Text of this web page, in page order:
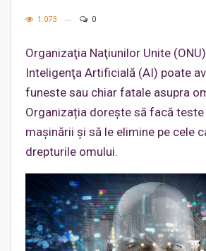
1.073 0
Organizaţia Naţiunilor Unite
Inteligenţa Artificială (AI) poate
funeste sau chiar fatale asupra
Organizația dorește să facă
mașinării și să le elimine pe cele
drepturile omului.